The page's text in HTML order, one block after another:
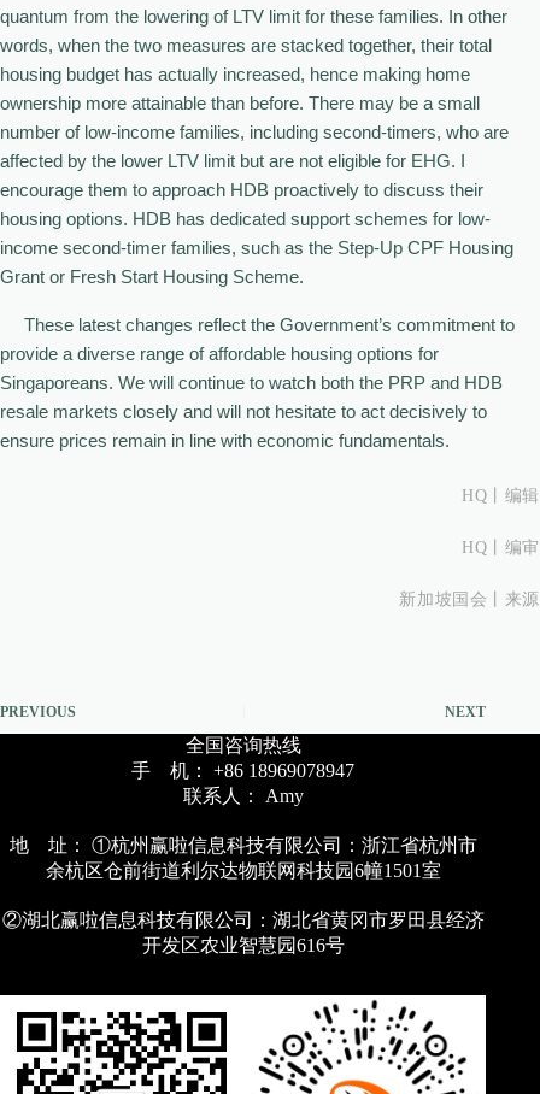
quantum from the lowering of LTV limit for these families. In other
words, when the two measures are stacked together, their total
housing budget has actually increased, hence making home
ownership more attainable than before. There may be a small
number of low-income families, including second-timers, who are
affected by the lower LTV limit but are not eligible for EHG. I
encourage them to approach HDB proactively to discuss their
housing options. HDB has dedicated support schemes for low-
income second-timer families, such as the Step-Up CPF Housing
Grant or Fresh Start Housing Scheme.
These latest changes reflect the Government’s commitment to
provide a diverse range of affordable housing options for
Singaporeans. We will continue to watch both the PRP and HDB
resale markets closely and will not hesitate to act decisively to
ensure prices remain in line with economic fundamentals.
HQ丨 编辑
HQ丨 编审
新加坡国会丨来源
PREVIOUS NEXT
全国咨询热线
手 机： +86 18969078947
联系人： Amy
地 址： ①杭州赢啦信息科技有限公司：浙江省杭州市
余杭区仓前街道利尔达物联网科技园6幢1501室
②湖北赢啦信息科技有限公司：湖北省黄冈市罗田县经济
开发区农业智慧园616号